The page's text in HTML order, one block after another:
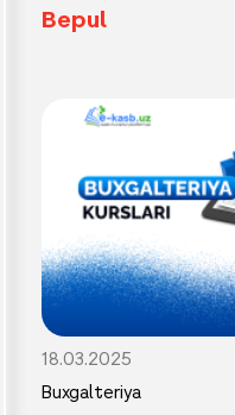
Bepul
18.03.2025
Buxgalteriya